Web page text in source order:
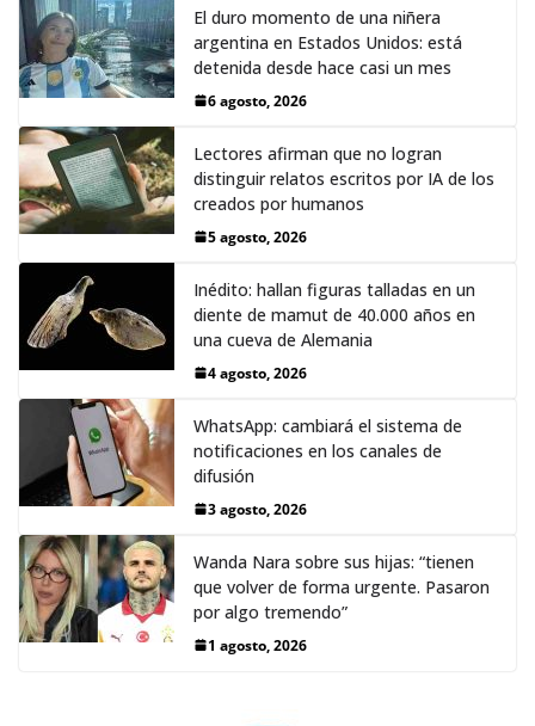
El duro momento de una niñera
argentina en Estados Unidos: está
detenida desde hace casi un mes
6 agosto, 2026
Lectores afirman que no logran
distinguir relatos escritos por IA de los
creados por humanos
5 agosto, 2026
Inédito: hallan figuras talladas en un
diente de mamut de 40.000 años en
una cueva de Alemania
4 agosto, 2026
WhatsApp: cambiará el sistema de
notificaciones en los canales de
difusión
3 agosto, 2026
Wanda Nara sobre sus hijas: “tienen
que volver de forma urgente. Pasaron
por algo tremendo”
1 agosto, 2026